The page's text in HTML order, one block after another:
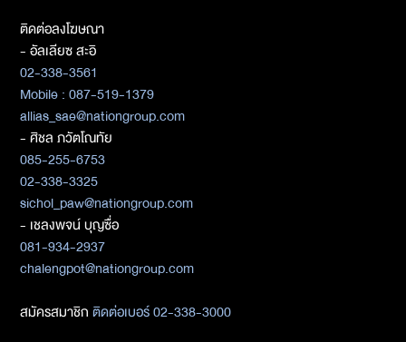
ติดต่อลงโฆษณา
- อัลเลียซ สะอิ
02-338-3561
Mobile : 087-519-1379
allias_sae@nationgroup.com
- ศิชล ภวัตโณทัย
085-255-6753
02-338-3325
sichol_paw@nationgroup.com
- เชลงพจน์ บุญซื่อ
081-934-2937
chalengpot@nationgroup.com
สมัครสมาชิกติดต่อเบอร์ 02-338-3000